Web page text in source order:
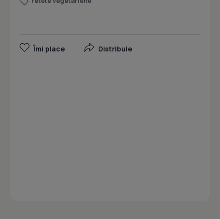
Îmi place Distribuie